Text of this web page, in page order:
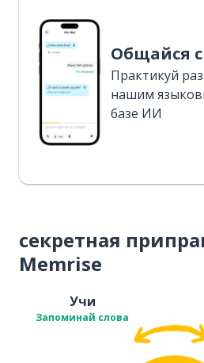
Общайся
Практикуй
нашим
базе ИИ
секретная
Memrise
Учи
Запоминай слова